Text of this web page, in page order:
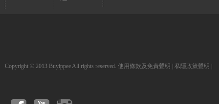
Copyright © 2013 Buyippee All rights reserved. 使用條款及免責聲明 私隱政策聲明